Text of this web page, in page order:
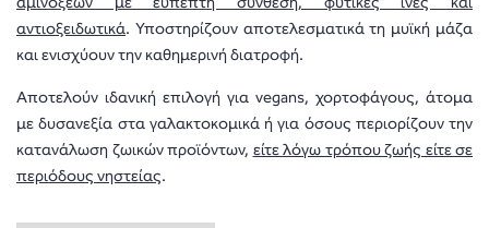
αντιοξειδωτικά. Υποστηρίζουν αποτελεσματικά τη μυϊκή μάζα
και ενισχύουν την καθημερινή διατροφή.
Αποτελούν ιδανική επιλογή για vegans, χορτοφάγους, άτομα
με δυσανεξία στα γαλακτοκομικά ή για όσους περιορίζουν την
κατανάλωση ζωικών προϊόντων,είτε λόγω τρόπου ζωής είτε σε
περιόδους νηστείας.